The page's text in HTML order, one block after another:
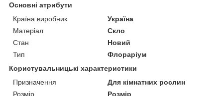
Основні атрибути
Країна виробник
Україна
Матеріал
Скло
Стан
Новий
Тип
Флораріум
Користувальницькі характеристики
Призначення
Для кімнатних рослин
Розмір
Розмір